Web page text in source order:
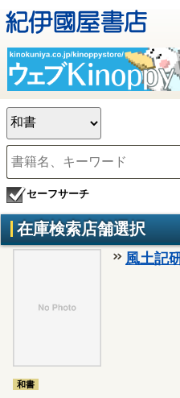
セーフサーチ
在庫検索店舗選択
和書
風土記